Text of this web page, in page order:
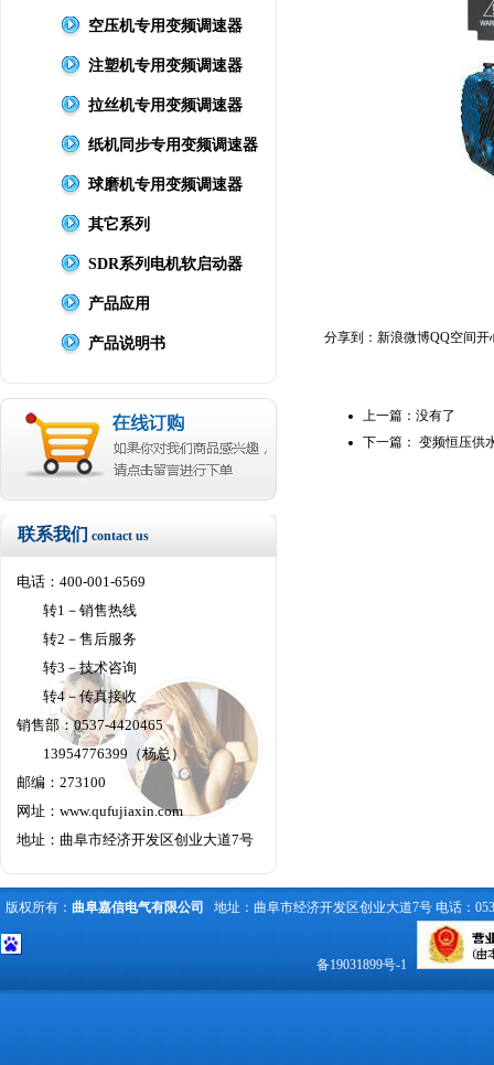
空压机专用变频调速器
注塑机专用变频调速器
拉丝机专用变频调速器
纸机同步专用变频调速器
球磨机专用变频调速器
其它系列
SDR系列电机软启动器
产品应用
产品说明书
联系我们 contact us
电话：400-001-6569
转1－销售热线
转2－售后服务
转3－技术咨询
转4－传真接收
销售部：0537-4420465
13954776399（杨总）
邮编：273100
网址： www.qufujiaxin.com
地址：曲阜市经济开发区创业大道7号
分享到：新浪微博QQ空间开
上一篇：没有了
下一篇： 变频恒压供
版权所有：曲阜嘉信电气有限公司 地址：曲阜市经济开发区创业大道7号 电话：
备19031899号-1